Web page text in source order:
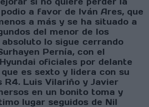
a favor de Iván Ares, que
a más y se ha situado a
del menor de los
absoluto lo sigue cerrando
Pernía, con el
oficiales por delante
que es sexto y lidera con su
R4. Luis Vilariño y Javier
en un bonito toma y
lugar seguidos de Nil